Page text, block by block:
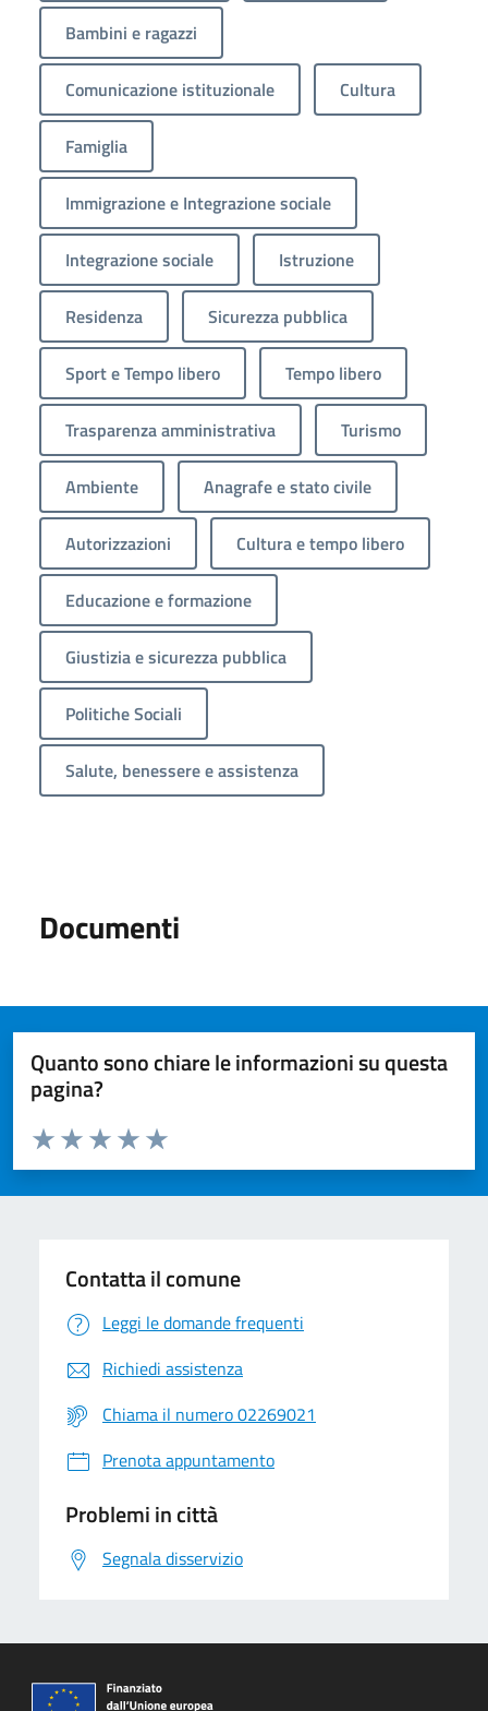
Bambini e ragazzi
Comunicazione istituzionale Cultura
Famiglia
Immigrazione e Integrazione sociale
Integrazione sociale Istruzione
Residenza Sicurezza pubblica
Sport e Tempo libero Tempo libero
Trasparenza amministrativa Turismo
Ambiente Anagrafe e stato civile
Autorizzazioni Cultura e tempo libero
Educazione e formazione
Giustizia e sicurezza pubblica
Politiche Sociali
Salute, benessere e assistenza
Documenti
Quanto sono chiare le informazioni su questa
pagina?
Valuta da 1 a 5 stelle la pagina
Valuta 5 stelle su 5
Valuta 4 stelle su 5
Valuta 3 stelle su 5
Valuta 2 stelle su 5
Valuta 1 stelle su 5
Contatta il comune
Leggi le domande frequenti
Richiedi assistenza
Chiama il numero 02269021
Prenota appuntamento
Problemi in città
Segnala disservizio